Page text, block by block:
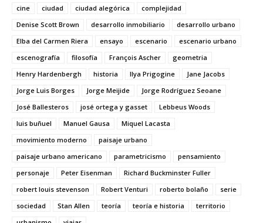
cine ciudad ciudad alegórica
complejidad
Denise Scott Brown
desarrollo inmobiliario
desarrollo urbano
Elba del Carmen Riera
ensayo escenario
escenario urbano
escenografía
filosofía François Ascher
geometria
Henry Hardenbergh
historia Ilya Prigogine
Jane Jacobs
Jorge Luis Borges
Jorge Meijide
Jorge Rodríguez Seoane
José Ballesteros
josé ortega y gasset
Lebbeus Woods
luis buñuel
Manuel Gausa
Miquel Lacasta
movimiento moderno
paisaje urbano
paisaje urbano americano
parametricismo
pensamiento
personaje
Peter Eisenman
Richard Buckminster Fuller
robert louis stevenson
Robert Venturi roberto bolaño
serie
sociedad
Stan Allen teoría teoría e historia
territorio